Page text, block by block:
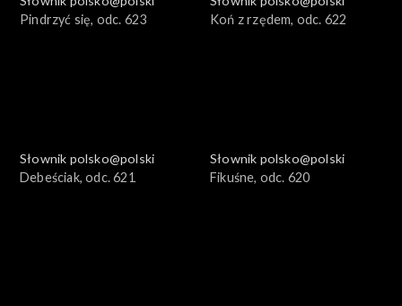
Pindrzyć się, odc. 623
Koń z rzędem, odc. 622
Słownik polsko@polski
Debeściak, odc. 621
Słownik polsko@polski
Fikuśne, odc. 620